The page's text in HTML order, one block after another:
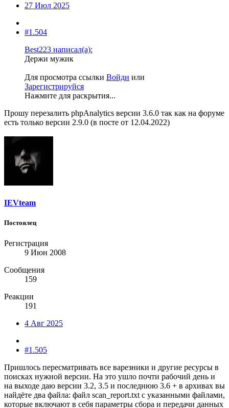
27 Июл 2025
#1.504
Best223 написал(а):
Держи мужик
Для просмотра ссылки Войди или
Зарегистрируйся
Нажмите для раскрытия...
Прошу перезалить phpAnalytics версии 3.6.0 так как на форуме
есть только версии 2.9.0 (в посте от 12.04.2022)
IEVteam
Постоялец
Регистрация
9 Июн 2008
Сообщения
159
Реакции
191
4 Авг 2025
#1.505
Пришлось пересматривать все варезники и другие ресурсы в
поисках нужной версии. На это ушло почти рабочий день и
на выходе даю версии 3.2, 3.5 и последнюю 3.6 + в архивах вы
найдёте два файла: файл scan_report.txt с указанными файлами,
которые включают в себя параметры сбора и передачи данных